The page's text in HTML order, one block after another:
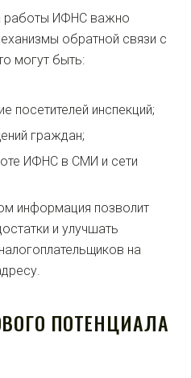
работы ИФНС важно
обратной связи с
могут быть:
посетителей инспекций;
граждан;
ИФНС в СМИ и сети
информация позволит
и улучшать
на
ПОТЕНЦИАЛА